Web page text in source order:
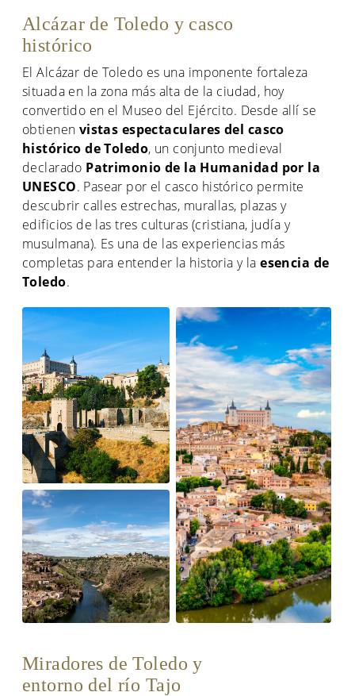
Alcázar de Toledo y casco
histórico
El Alcázar de Toledo es una imponente fortaleza
situada en la zona más alta de la ciudad, hoy
convertido en el Museo del Ejército. Desde allí se
obtienen vistas espectaculares del casco
histórico de Toledo, un conjunto medieval
declarado Patrimonio de la Humanidad por la
UNESCO. Pasear por el casco histórico permite
descubrir calles estrechas, murallas, plazas y
edificios de las tres culturas (cristiana, judía y
musulmana). Es una de las experiencias más
completas para entender la historia y laesencia de
Toledo.
Miradores de Toledo y
entorno del río Tajo